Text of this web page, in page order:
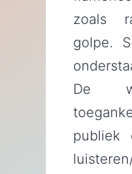
zoals
golpe.
De
publiek